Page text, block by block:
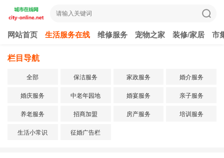
网站首页 生活服务在线 维修服务 宠物之家 装修/家居 市
栏目导航
全部 保洁服务 家政服务 婚介服务
婚庆服务 中老年园地 婚宴服务 亲子服务
养老服务 招商加盟 房产服务 培训服务
生活小常识 征婚广告栏